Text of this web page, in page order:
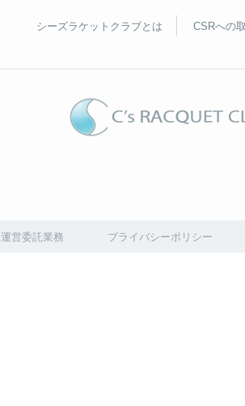
シーズラケットクラブとは CSRへの
運営委託業務 プライバシーポリシー